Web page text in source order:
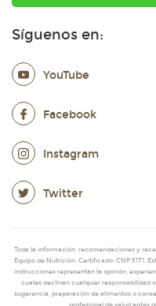
Síguenos en:
YouTube
Facebook
Instagram
Twitter
Toda la información, recomendaciones y
Equipo de Nutrición. Certificado: CNP 5171.
instrucciones representan la opinión,
cuales declinan cualquier responsabilidad
sugerencia, preparación de alimentos o